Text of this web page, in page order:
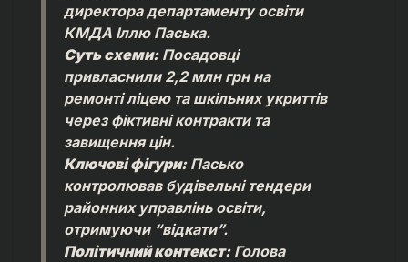
директора департаменту освіти
КМДА Іллю Паська.
Суть схеми:Посадовці
привласнили 2,2 млн грн на
ремонті ліцею та шкільних укриттів
через фіктивні контракти та
завищення цін.
Ключові фігури:Пасько
контролював будівельні тендери
районних управлінь освіти,
отримуючи “відкати”.
Політичний контекст:Голова